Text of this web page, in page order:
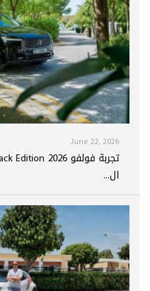
June 22, 2026
ال...